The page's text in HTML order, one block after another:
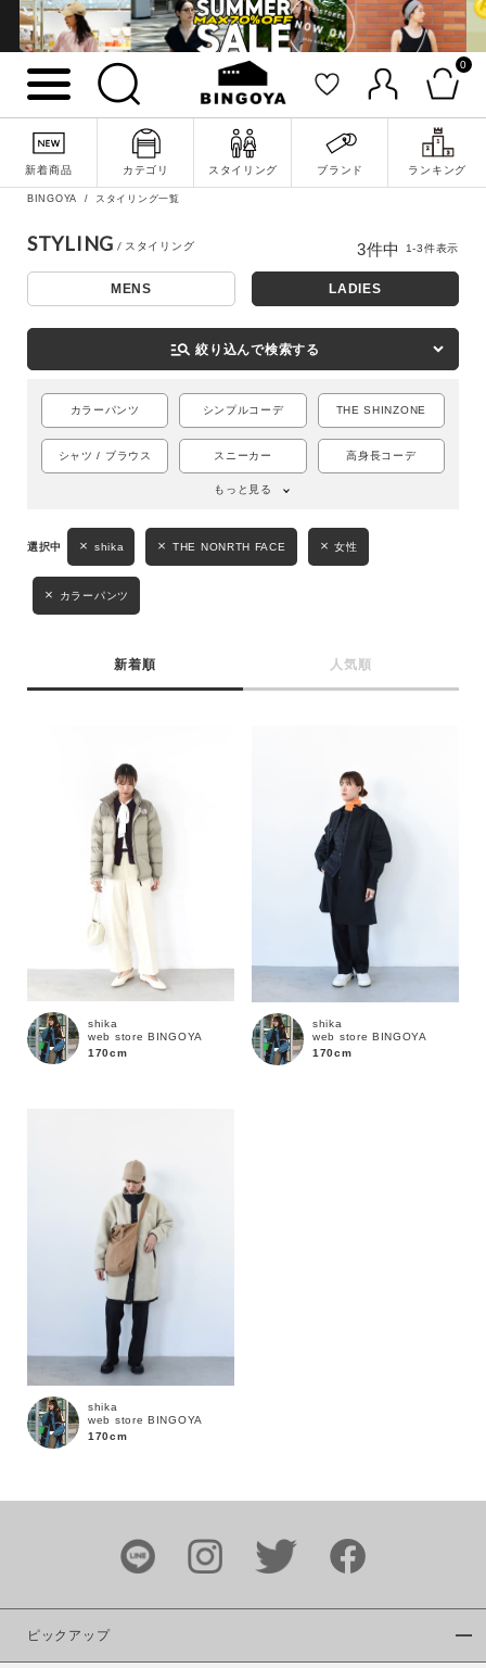
0
新着商品 カテゴリ スタイリング ブランド ランキング
詳細検索
キーワード
MENS KIDS
BINGOYA スタイリング一覧
STYLING
MENS LADIES
manage_search 絞り込んで検索する
カラーパンツ シンプルコーデ THE SHINZONE
シャツ / ブラウス スニーカー 高身長コーデ
もっと見る
shika THE NONRTH FACE 女性
カラーパンツ
新着順 人気順
3件中 1-3件表示
shika
web store BINGOYA
170cm
shika
web store BINGOYA
170cm
shika
web store BINGOYA
170cm
ピックアップ